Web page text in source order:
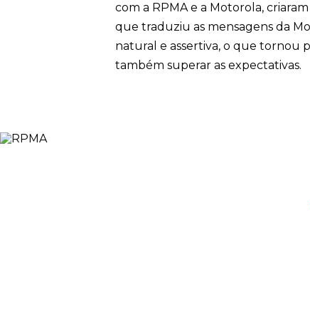
com a RPMA e a Motorola,
que traduziu as mensagens da
natural e assertiva, o que tornou
também superar as expectativas.